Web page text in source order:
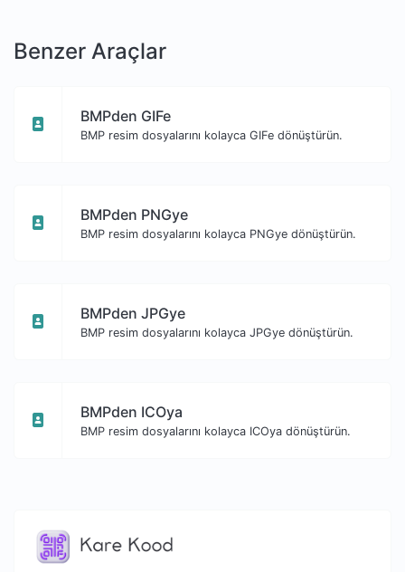
Benzer Araçlar
BMPden GIFe
BMP resim dosyalarını kolayca GIFe dönüştürün.
BMPden PNGye
BMP resim dosyalarını kolayca PNGye dönüştürün.
BMPden JPGye
BMP resim dosyalarını kolayca JPGye dönüştürün.
BMPden ICOya
BMP resim dosyalarını kolayca ICOya dönüştürün.